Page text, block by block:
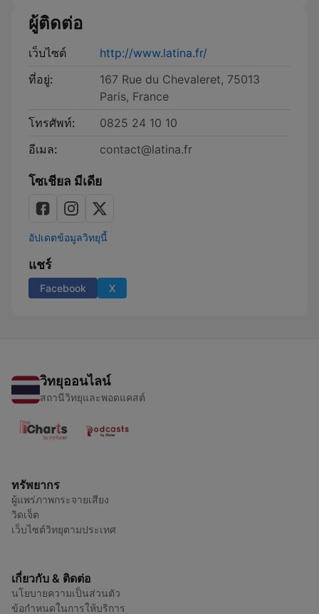
ผู้ติดต่อ
เว็บไซต์
http://www.latina.fr/
ที่อยู่:
167 Rue du Chevaleret, 75013
Paris, France
โทรศัพท์:
0825 24 10 10
อีเมล:
contact@latina.fr
โซเชียล มีเดีย
อัปเดตข้อมูลวิทยุนี้
แชร์
Facebook X
วิทยุออนไลน์
สถานีวิทยุและพอดแคสต์
ทรัพยากร
ผู้แพร่ภาพกระจายเสียง
วิดเจ็ต
เว็บไซต์วิทยุตามประเทศ
เกี่ยวกับ & ติดต่อ
นโยบายความเป็นส่วนตัว
ข้อกำหนดในการให้บริการ